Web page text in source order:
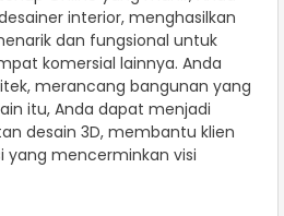
interior, menghasilkan
dan fungsional untuk
komersial lainnya. Anda
merancang bangunan yang
itu, Anda dapat menjadi
desain 3D, membantu klien
yang mencerminkan visi